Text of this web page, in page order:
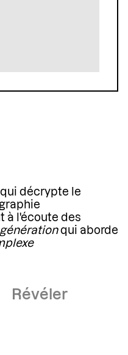
décrypte le
à l'écoute des
qui aborde
Révéler